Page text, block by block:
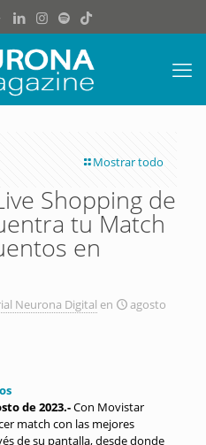
Mostrar todo
Shopping de
tu Match
en
Neurona Digital en
agosto
de 2023.-Con Movistar
match con las mejores
de su pantalla, desde donde